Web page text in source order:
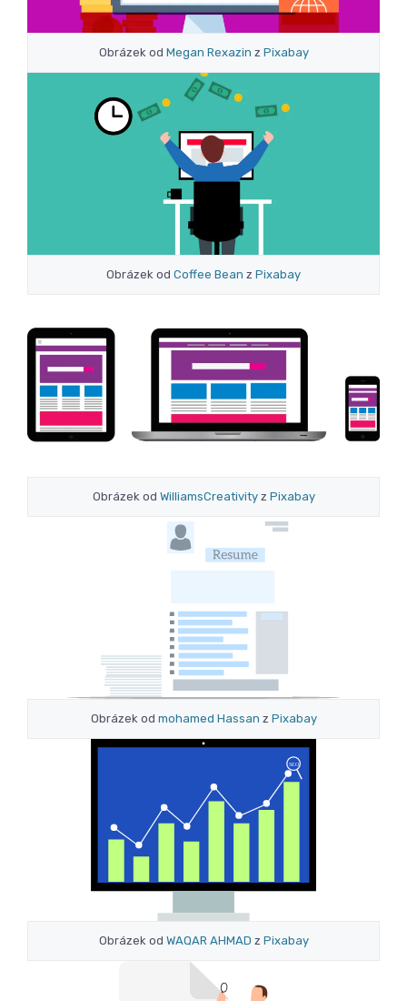
Obrázek od Megan Rexazin z Pixabay
Obrázek od Coffee Bean z Pixabay
Obrázek od WilliamsCreativityz Pixabay
Obrázek od mohamed Hassan z Pixabay
Obrázek od WAQAR AHMAD z Pixabay